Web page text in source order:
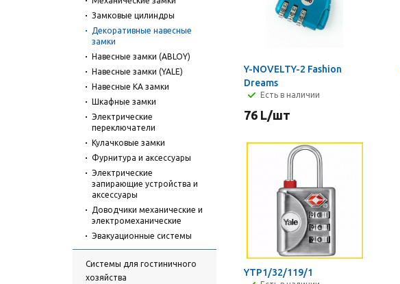
Замковые цилиндры
Декоративные навесные
замки
Навесные замки (ABLOY)
Навесные замки (YALE)
Навесные KA замки
Шкафные замки
Электрические
переключатели
Кулачковые замки
Фурнитура и аксессуары
Электрические
запирающие устройства и
аксессуары
Доводчики механические и
электромеханические
Эвакуационные системы
Системы для гостиничного
хозяйства
Y-NOVELTY-2 Fashion
Dreams
Есть в наличии
76 L/шт
YTP1/32/119/1